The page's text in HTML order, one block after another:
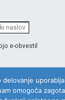
e-obvestil
delovanje
omogoča